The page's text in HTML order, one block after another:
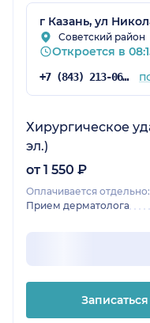
г Казань, ул
Советский район
Откроется в
+7 (843) 213-06-74
Хирургическое
эл.)
от 1 550 ₽
Оплачивается отдельно:
Прием дерматолога